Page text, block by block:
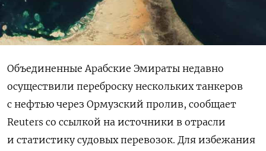
Объединенные Арабские Эмираты недавно
осуществили переброску нескольких танкеров
с нефтью через Ормузский пролив, сообщает
Reuters со ссылкой на источники в отрасли
и статистику судовых перевозок. Для избежания